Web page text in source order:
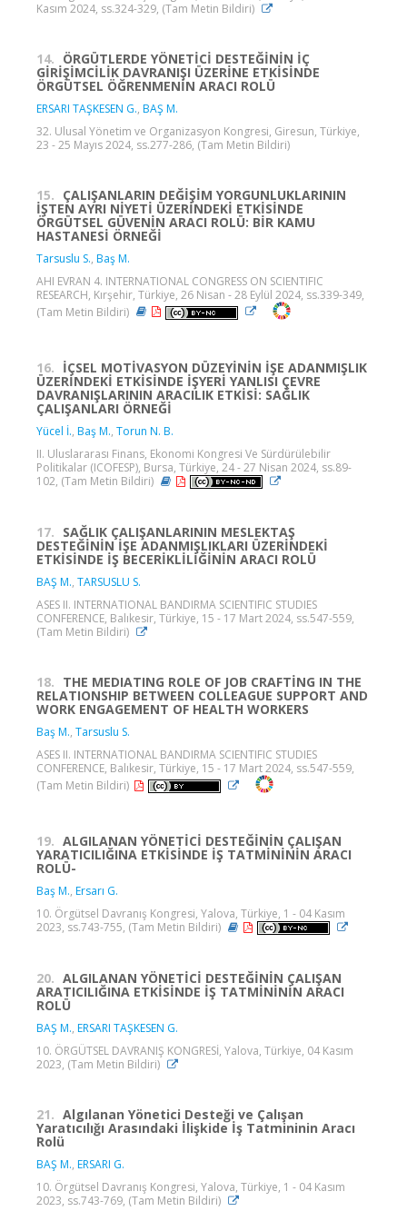
Kasım 2024, ss.324-329, (Tam Metin Bildiri)
14. ÖRGÜTLERDE YÖNETİCİ DESTEĞİNİN İÇ
GİRİŞİMCİLİK DAVRANIŞI ÜZERİNE ETKİSİNDE
ÖRGÜTSEL ÖĞRENMENİN ARACI ROLÜ
ERSARI TAŞKESEN G., BAŞ M.
32. Ulusal Yönetim ve Organizasyon Kongresi, Giresun, Türkiye,
23 - 25 Mayıs 2024, ss.277-286, (Tam Metin Bildiri)
15. ÇALIŞANLARIN DEĞİŞİM YORGUNLUKLARININ
İŞTEN AYRI NİYETİ ÜZERİNDEKİ ETKİSİNDE
ÖRGÜTSEL GÜVENİN ARACI ROLÜ: BİR KAMU
HASTANESİ ÖRNEĞİ
Tarsuslu S., Baş M.
AHI EVRAN 4. INTERNATIONAL CONGRESS ON SCIENTIFIC
RESEARCH, Kırşehir, Türkiye, 26 Nisan - 28 Eylül 2024, ss.339-349,
(Tam Metin Bildiri)
16. İÇSEL MOTİVASYON DÜZEYİNİN İŞE ADANMIŞLIK
ÜZERİNDEKİ ETKİSİNDE İŞYERİ YANLISI ÇEVRE
DAVRANIŞLARININ ARACILIK ETKİSİ: SAĞLIK
ÇALIŞANLARI ÖRNEĞİ
Yücel İ., Baş M., Torun N. B.
II. Uluslararası Finans, Ekonomi Kongresi Ve Sürdürülebilir
Politikalar (ICOFESP), Bursa, Türkiye, 24 - 27 Nisan 2024, ss.89-
102, (Tam Metin Bildiri)
17. SAĞLIK ÇALIŞANLARININ MESLEKTAŞ
DESTEĞİNİN İŞE ADANMIŞLIKLARI ÜZERİNDEKİ
ETKİSİNDE İŞ BECERİKLİLİĞİNİN ARACI ROLÜ
BAŞ M., TARSUSLU S.
ASES II. INTERNATIONAL BANDIRMA SCIENTIFIC STUDIES
CONFERENCE, Balıkesir, Türkiye, 15 - 17 Mart 2024, ss.547-559,
(Tam Metin Bildiri)
18. THE MEDIATING ROLE OF JOB CRAFTİNG IN THE
RELATIONSHIP BETWEEN COLLEAGUE SUPPORT AND
WORK ENGAGEMENT OF HEALTH WORKERS
Baş M., Tarsuslu S.
ASES II. INTERNATIONAL BANDIRMA SCIENTIFIC STUDIES
CONFERENCE, Balıkesir, Türkiye, 15 - 17 Mart 2024, ss.547-559,
(Tam Metin Bildiri)
19. ALGILANAN YÖNETİCİ DESTEĞİNİN ÇALIŞAN
YARATICILIĞINA ETKİSİNDE İŞ TATMİNİNİN ARACI
ROLÜ-
Baş M., Ersarı G.
10. Örgütsel Davranış Kongresi, Yalova, Türkiye, 1 - 04 Kasım
2023, ss.743-755, (Tam Metin Bildiri)
20. ALGILANAN YÖNETİCİ DESTEĞİNİN ÇALIŞAN
ARATICILIĞINA ETKİSİNDE İŞ TATMİNİNİN ARACI
ROLÜ
BAŞ M., ERSARI TAŞKESEN G.
10. ÖRGÜTSEL DAVRANIŞ KONGRESİ, Yalova, Türkiye, 04 Kasım
2023, (Tam Metin Bildiri)
21. Algılanan Yönetici Desteği ve Çalışan
Yaratıcılığı Arasındaki İlişkide İş Tatmininin Aracı
Rolü
BAŞ M., ERSARI G.
10. Örgütsel Davranış Kongresi, Yalova, Türkiye, 1 - 04 Kasım
2023, ss.743-769, (Tam Metin Bildiri)